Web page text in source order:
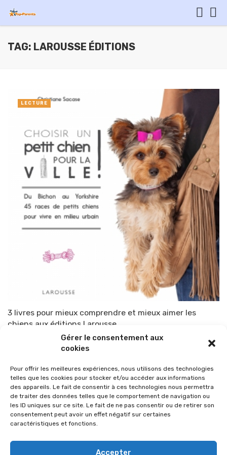
Gérer le consentement aux
cookies
Pour offrir les meilleures expériences, nous utilisons des technologies
telles que les cookies pour stocker et/ou accéder aux informations
des appareils. Le fait de consentir à ces technologies nous permettra
de traiter des données telles que le comportement de navigation ou
les ID uniques sur ce site. Le fait de ne pas consentir ou de retirer son
consentement peut avoir un effet négatif sur certaines
caractéristiques et fonctions.
Accepter
TAG: LAROUSSE ÉDITIONS
3 livres pour mieux comprendre et mieux aimer les
chiens aux éditions Larousse
TOP-PARENTS 10 octobre 2015
LECTURE